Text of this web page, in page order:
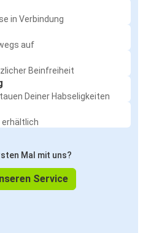
in Verbindung
auf
Beinfreiheit
Deiner Habseligkeiten
erhältlich
Mal mit uns?
Service